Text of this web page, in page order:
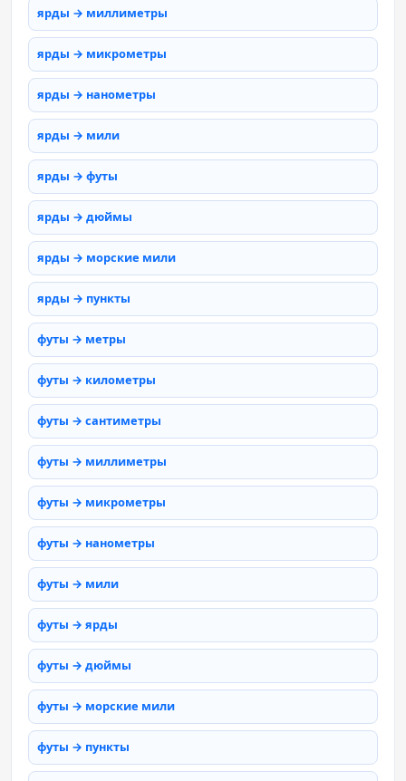
ярды → миллиметры
ярды → микрометры
ярды → нанометры
ярды → мили
ярды → футы
ярды → дюймы
ярды → морские мили
ярды → пункты
футы → метры
футы → километры
футы → сантиметры
футы → миллиметры
футы → микрометры
футы → нанометры
футы → мили
футы → ярды
футы → дюймы
футы → морские мили
футы → пункты